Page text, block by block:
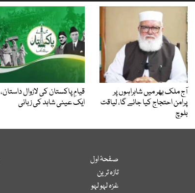
آج ملک بھر میں شاہراہوں پر
پرامن احتجاج کیا جائے گا، لیاقت
بلوچ
قیامِ پاکستان کی لازوال داستان،
ایک عینی شاہد کی زبانی
صفحۂ اول
تازہ ترین
غزہ لہو لہو